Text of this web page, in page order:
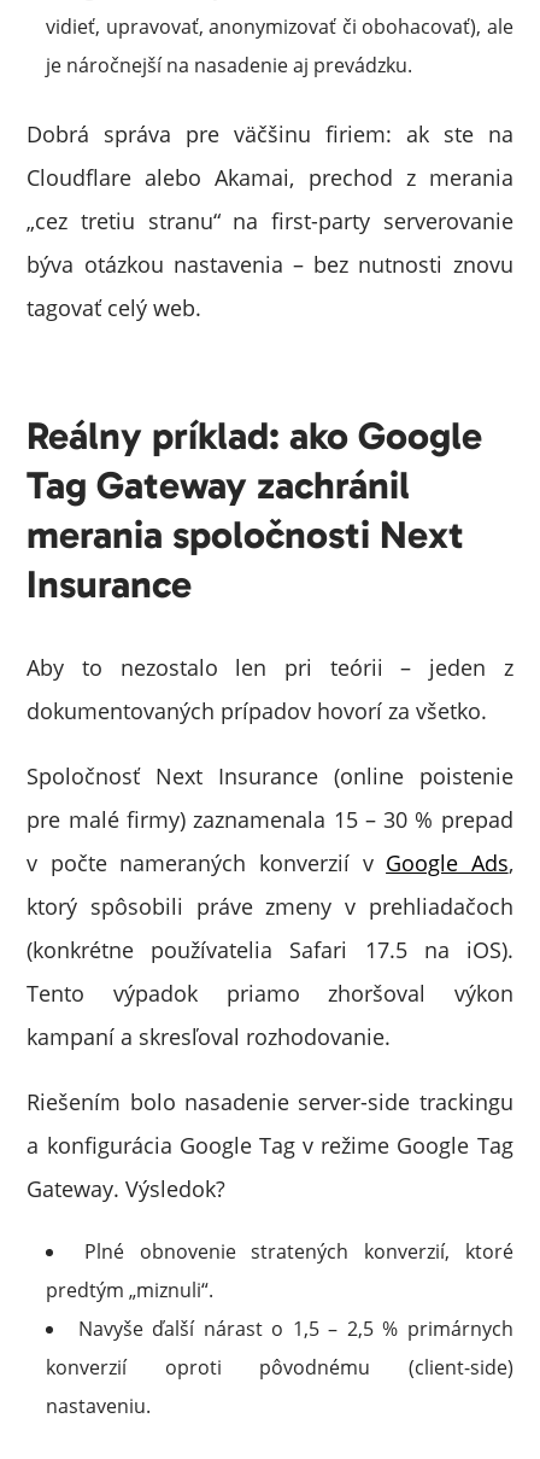
vidieť, upravovať, anonymizovať či obohacovať), ale
je náročnejší na nasadenie aj prevádzku.
Dobrá správa pre väčšinu firiem: ak ste na
Cloudflare alebo Akamai, prechod z merania
„cez tretiu stranu“ na first-party serverovanie
býva otázkou nastavenia – bez nutnosti znovu
tagovať celý web.
Reálny príklad: ako Google
Tag Gateway zachránil
merania spoločnosti Next
Insurance
Aby to nezostalo len pri teórii – jeden z
dokumentovaných prípadov hovorí za všetko.
Spoločnosť Next Insurance (online poistenie
pre malé firmy) zaznamenala 15 – 30 % prepad
v počte nameraných konverzií v Google Ads,
ktorý spôsobili práve zmeny v prehliadačoch
(konkrétne používatelia Safari 17.5 na iOS).
Tento výpadok priamo zhoršoval výkon
kampaní a skresľoval rozhodovanie.
Riešením bolo nasadenie server-side trackingu
a konfigurácia Google Tag v režime Google Tag
Gateway. Výsledok?
Plné obnovenie stratených konverzií, ktoré
predtým „miznuli“.
Navyše ďalší nárast o 1,5 – 2,5 % primárnych
konverzií oproti pôvodnému (client-side)
nastaveniu.